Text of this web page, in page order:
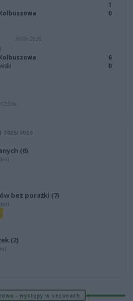
1
0
30.05.2026
6
0
2025/2026
(6)
bez porażki (7)
(2)
- występy w sezonach